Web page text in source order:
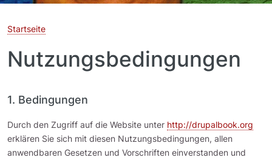
Startseite
Nutzungsbedingungen
1. Bedingungen
Durch den Zugriff auf die Website unter http://drupalbook.org
erklären Sie sich mit diesen Nutzungsbedingungen, allen
anwendbaren Gesetzen und Vorschriften einverstanden und